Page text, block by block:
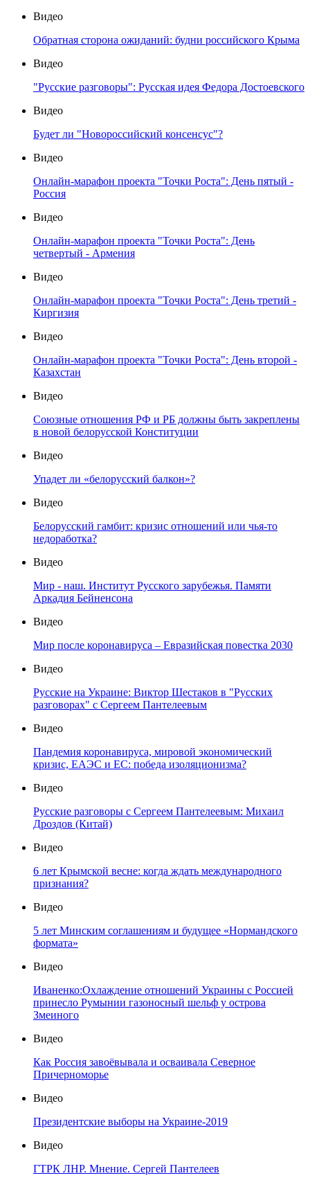
Видео
Обратная сторона ожиданий: будни российского Крыма
Видео
"Русские разговоры": Русская идея Федора Достоевского
Видео
Будет ли "Новороссийский консенсус"?
Видео
Онлайн-марафон проекта "Точки Роста": День пятый -
Россия
Видео
Онлайн-марафон проекта "Точки Роста": День
четвертый - Армения
Видео
Онлайн-марафон проекта "Точки Роста": День третий -
Киргизия
Видео
Онлайн-марафон проекта "Точки Роста": День второй -
Казахстан
Видео
Союзные отношения РФ и РБ должны быть закреплены
в новой белорусской Конституции
Видео
Упадет ли «белорусский балкон»?
Видео
Белорусский гамбит: кризис отношений или чья-то
недоработка?
Видео
Мир - наш. Институт Русского зарубежья. Памяти
Аркадия Бейненсона
Видео
Мир после коронавируса – Евразийская повестка 2030
Видео
Русские на Украине: Виктор Шестаков в "Русских
разговорах" с Сергеем Пантелеевым
Видео
Пандемия коронавируса, мировой экономический
кризис, ЕАЭС и ЕС: победа изоляционизма?
Видео
Русские разговоры с Сергеем Пантелеевым: Михаил
Дроздов (Китай)
Видео
6 лет Крымской весне: когда ждать международного
признания?
Видео
5 лет Минским соглашениям и будущее «Нормандского
формата»
Видео
Иваненко:Охлаждение отношений Украины с Россией
принесло Румынии газоносный шельф у острова
Змеиного
Видео
Как Россия завоёвывала и осваивала Северное
Причерноморье
Видео
Президентские выборы на Украине-2019
Видео
ГТРК ЛНР. Мнение. Сергей Пантелеев